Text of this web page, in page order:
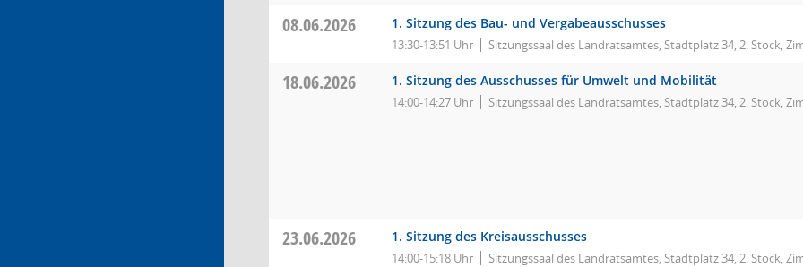
08.06.2026 1. Sitzung des Bau- und Vergabeausschusses
13:30-13:51 Uhr Sitzungssaal des Landratsamtes, Stadtplatz 34, 2. Stock,
18.06.2026 1. Sitzung des Ausschusses für Umwelt und Mobilität
14:00-14:27 Uhr Sitzungssaal des Landratsamtes, Stadtplatz 34, 2. Stock,
23.06.2026 1. Sitzung des Kreisausschusses
14:00-15:18 Uhr Sitzungssaal des Landratsamtes, Stadtplatz 34, 2. Stock,